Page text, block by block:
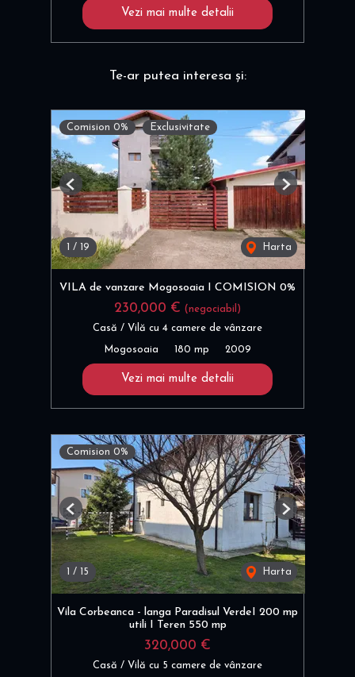
Vezi mai multe detalii
Te-ar putea interesa și:
Comision 0% Exclusivitate
/ 19 Harta
Previous Next
VILA de vanzare Mogosoaia I COMISION 0%
230,000 € (negociabil)
Casă / Vilă cu 4 camere de vânzare
Mogosoaia 180 mp 2009
Vezi mai multe detalii
Comision 0%
/ 15 Harta
Previous Next
Vila Corbeanca - langa Paradisul VerdeI 200 mp
utili I Teren 550 mp
320,000 €
Casă / Vilă cu 5 camere de vânzare